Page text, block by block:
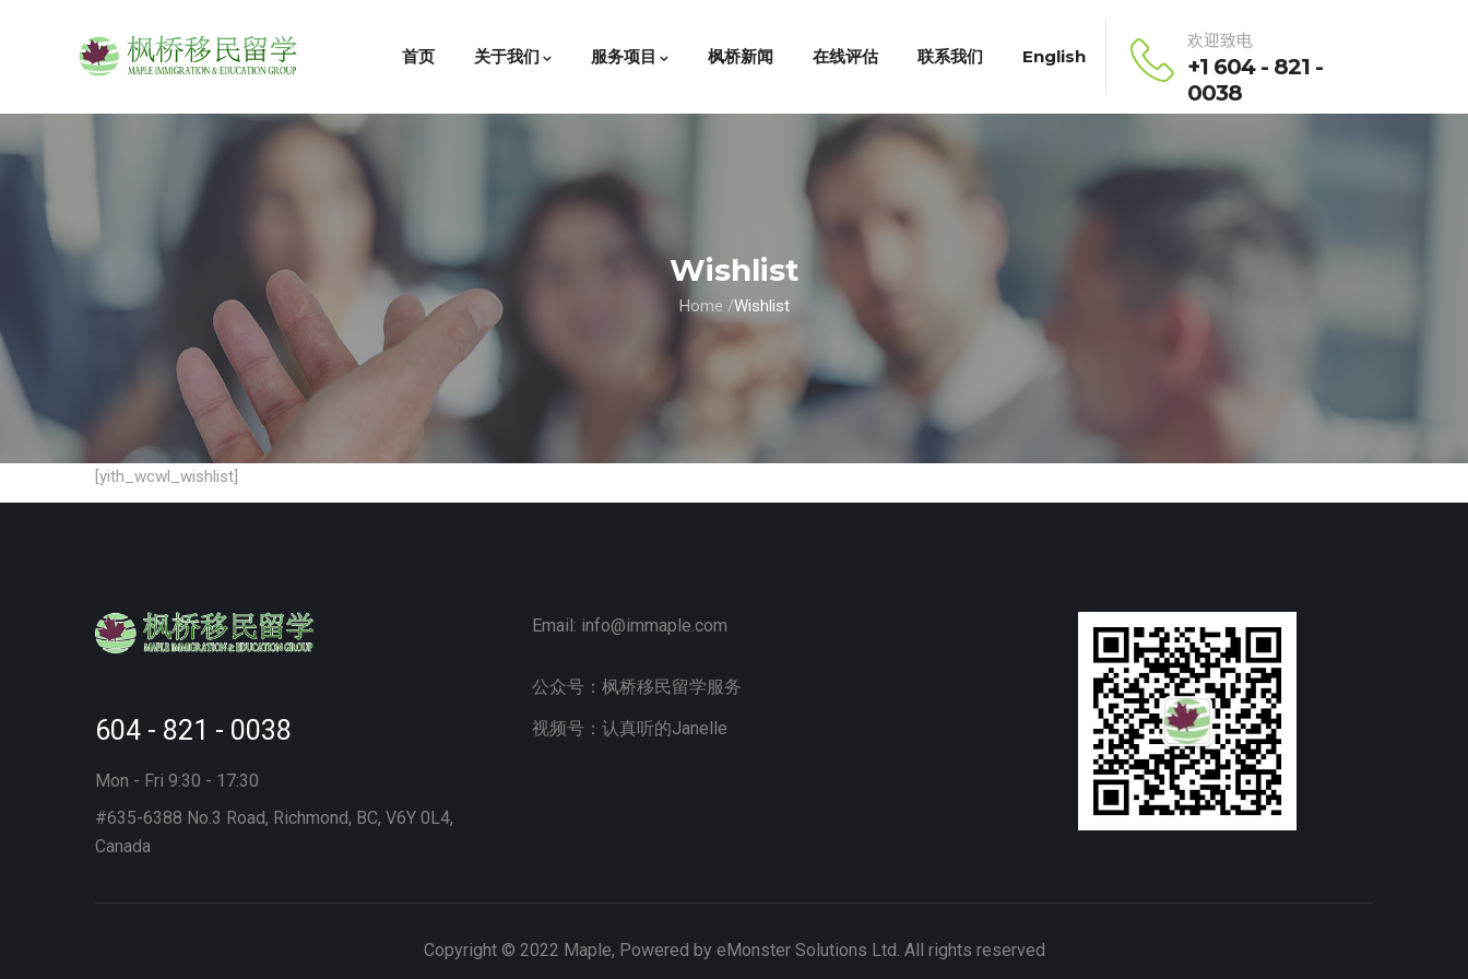
首页 关于我们 服务项目 枫桥新闻 在线评估 联系我们 English
欢迎致电
+1 604 - 821 -
0038
Wishlist
Home /Wishlist
[yith_wcwl_wishlist]
604 - 821 - 0038
Mon - Fri 9:30 - 17:30
#635-6388 No.3 Road, Richmond, BC, V6Y 0L4,
Canada
Email: info@immaple.com
公众号：枫桥移民留学服务
视频号：认真听的Janelle
Copyright © 2022 Maple, Powered by eMonster Solutions Ltd. All rights reserved